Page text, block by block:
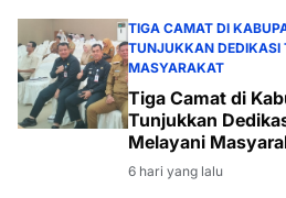
TIGA CAMAT DI
TUNJUKKAN DEDIKASI
MASYARAKAT
Tiga Camat di
Tunjukkan
Melayani
6 hari yang lalu